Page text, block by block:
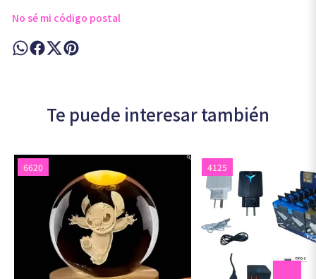
No sé mi código postal
Te puede interesar también
6620 4125